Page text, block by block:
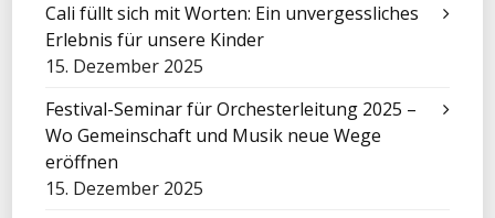
Cali füllt sich mit Worten: Ein unvergessliches
Erlebnis für unsere Kinder
15. Dezember 2025
Festival-Seminar für Orchesterleitung 2025 –
Wo Gemeinschaft und Musik neue Wege
eröffnen
15. Dezember 2025